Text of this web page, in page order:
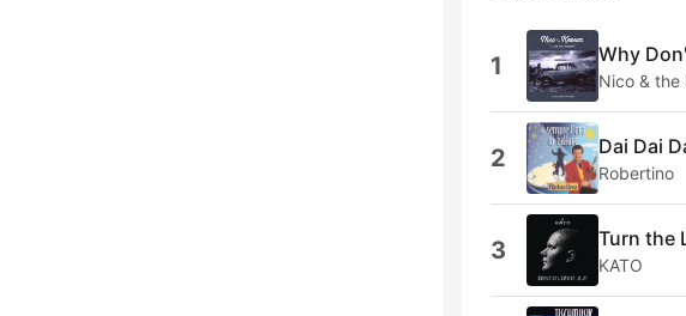
1 Why
Nico & the
2 Dai Dai
Robertino
3 Turn the
KATO